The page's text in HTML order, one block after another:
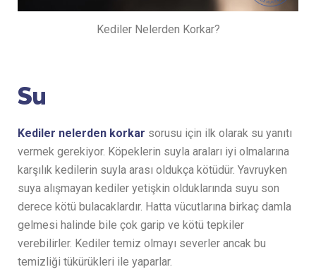
Kediler Nelerden Korkar?
Su
Kediler nelerden korkar sorusu için ilk olarak su yanıtı
vermek gerekiyor. Köpeklerin suyla araları iyi olmalarına
karşılık kedilerin suyla arası oldukça kötüdür. Yavruyken
suya alışmayan kediler yetişkin olduklarında suyu son
derece kötü bulacaklardır. Hatta vücutlarına birkaç damla
gelmesi halinde bile çok garip ve kötü tepkiler
verebilirler. Kediler temiz olmayı severler ancak bu
temizliği tükürükleri ile yaparlar.